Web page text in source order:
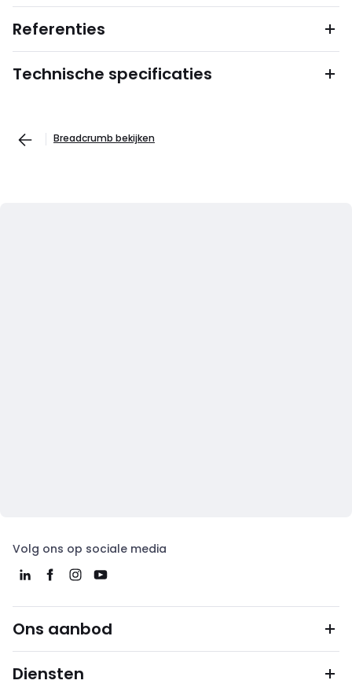
Referenties
Technische specificaties
Breadcrumb bekijken
Volg ons op sociale media
Ons aanbod
Diensten